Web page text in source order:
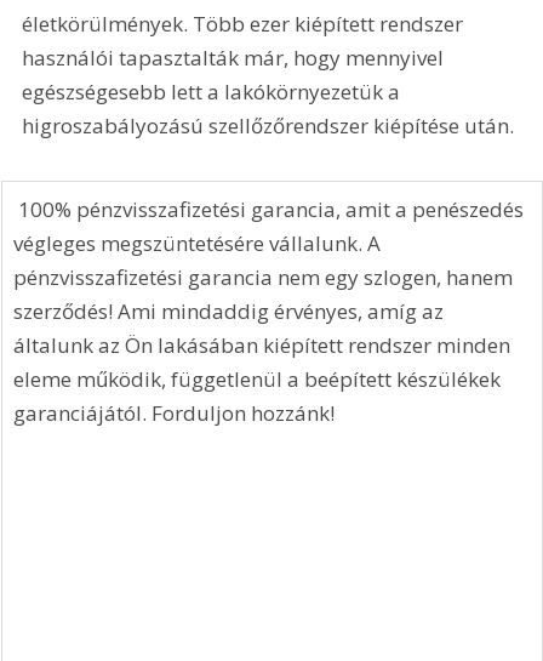
életkörülmények. Több ezer kiépített rendszer
használói tapasztalták már, hogy mennyivel
egészségesebb lett a lakókörnyezetük a
higroszabályozású szellőzőrendszer kiépítése után.
végleges megszüntetésére vállalunk. A
pénzvisszafizetési garancia nem egy szlogen, hanem
szerződés! Ami mindaddig érvényes, amíg az
általunk az Ön lakásában kiépített rendszer minden
eleme működik, függetlenül a beépített készülékek
garanciájától. Forduljon hozzánk!